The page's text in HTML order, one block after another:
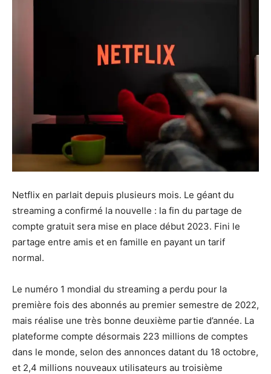
Netflix en parlait depuis plusieurs mois. Le géant du
streaming a confirmé la nouvelle : la fin du partage de
compte gratuit sera mise en place début 2023. Fini le
partage entre amis et en famille en payant un tarif
normal.
Le numéro 1 mondial du streaming a perdu pour la
première fois des abonnés au premier semestre de 2022,
mais réalise une très bonne deuxième partie d’année. La
plateforme compte désormais 223 millions de comptes
dans le monde, selon des annonces datant du 18 octobre,
et 2,4 millions nouveaux utilisateurs au troisième